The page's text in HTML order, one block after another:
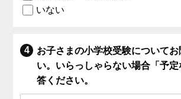
いない
お子さまの小学校受験についてお
い。いらっしゃらない場合「予定
答ください。